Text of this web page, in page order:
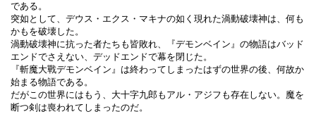
である。
突如として、デウス・エクス・マキナの如く現れた渦動破壊神は、何も
かもを破壊した。
渦動破壊神に抗った者たちも皆敗れ、『デモンベイン』の物語はバッド
エンドでさえない、デッドエンドで幕を閉じた。
『斬魔大戰デモンベイン』は終わってしまったはずの世界の後、何故か
始まる物語である。
だがこの世界にはもう、大十字九郎もアル・アジフも存在しない。魔を
断つ剣は喪われてしまったのだ。